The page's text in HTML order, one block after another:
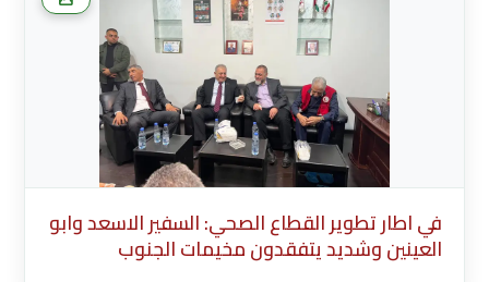
في اطار تطوير القطاع الصحي: السفير الاسعد وابو
العينين وشديد يتفقدون مخيمات الجنوب